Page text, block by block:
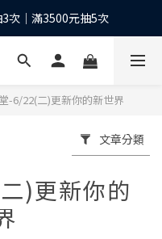
等值現金*
免運優惠
等值現金*
-6/22(二)更新你的新世界
文章分類
)更新你的